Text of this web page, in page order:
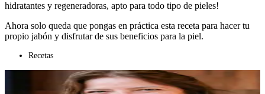
¿El resultado? ¡Un jabón de maqui con poderosas propiedades
Ahora solo queda que pongas en práctica esta receta para hacer tu